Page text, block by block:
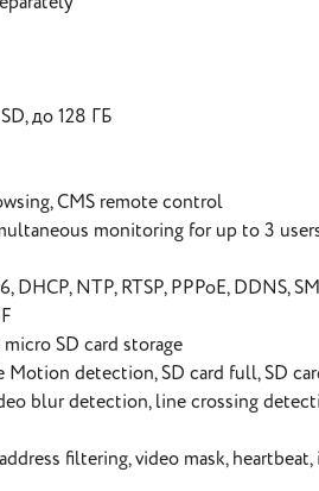
до 128 ГБ
CMS remote control
monitoring for up to 3
NTP, RTSP, PPPoE, DDNS,
SD card storage
Motion detection, SD card full, SD
blur detection, line crossing
filtering, video mask,